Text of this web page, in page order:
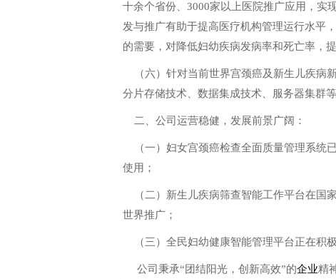
十余个省份、3000家以上医院推广应用，实
发与推广有助于提高医疗机构管理运行水平
的需要，对降低妇幼疾病发病率和死亡率，
（六）针对当前世界宫颈癌及新生儿疾
分片存储技术、数据集成技术、服务器集群
二、公司运营稳健，发展前景广阔：
（一）妇女宫颈癌检查全面质量管理系
使用；
（二）新生儿疾病筛查智能工作平台在
世界推广；
（三）全民妇幼健康智能管理平台正在积
公司秉承“团结阳光，创新高效”的企业精